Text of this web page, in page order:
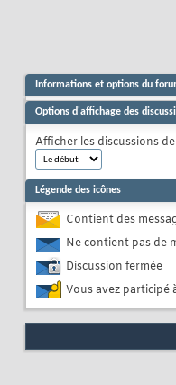
Informations et options du
Options d'affichage des
Afficher les discussions
Légende des icônes
Contient des
Ne contient pas de
Discussion fermée
Vous avez participé